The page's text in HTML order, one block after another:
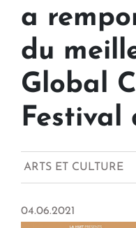
a
du
Global
Festival
ARTS ET CULTURE
04.06.2021